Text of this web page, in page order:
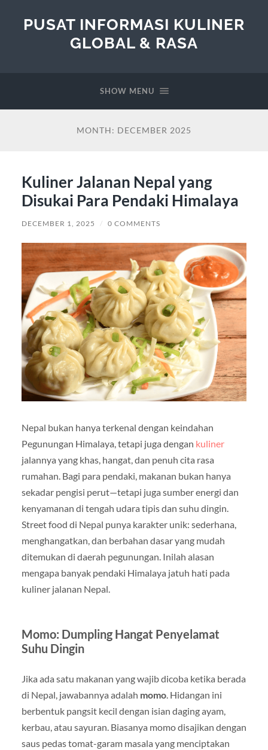
PUSAT INFORMASI KULINER
GLOBAL & RASA
SHOW MENU
MONTH: DECEMBER 2025
Kuliner Jalanan Nepal yang
Disukai Para Pendaki Himalaya
DECEMBER 1, 2025 / 0 COMMENTS
Nepal bukan hanya terkenal dengan keindahan
Pegunungan Himalaya, tetapi juga dengan kuliner
jalannya yang khas, hangat, dan penuh cita rasa
rumahan. Bagi para pendaki, makanan bukan hanya
sekadar pengisi perut—tetapi juga sumber energi dan
kenyamanan di tengah udara tipis dan suhu dingin.
Street food di Nepal punya karakter unik: sederhana,
menghangatkan, dan berbahan dasar yang mudah
ditemukan di daerah pegunungan. Inilah alasan
mengapa banyak pendaki Himalaya jatuh hati pada
kuliner jalanan Nepal.
Momo: Dumpling Hangat Penyelamat
Suhu Dingin
Jika ada satu makanan yang wajib dicoba ketika berada
di Nepal, jawabannya adalah momo. Hidangan ini
berbentuk pangsit kecil dengan isian daging ayam,
kerbau, atau sayuran. Biasanya momo disajikan dengan
saus pedas tomat-garam masala yang menciptakan